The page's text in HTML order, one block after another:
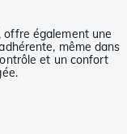
offre également une
même dans
et un confort